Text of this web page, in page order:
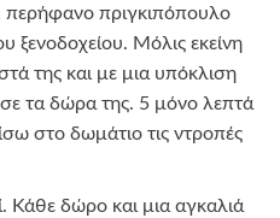
πριγκιπόπουλο
ξενοδοχείου. Μόλις εκείνη
της και με μια υπόκλιση
τα δώρα της. 5 μόνο λεπτά
στο δωμάτιο τις ντροπές
Κάθε δώρο και μια αγκαλιά